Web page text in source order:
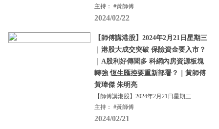
主持： #黃師傅
2024/02/22
【師傅講港股】2024年2月21日星期三
｜港股大成交突破 保險資金要入市？
｜A股利好傳聞多 科網內房資源板塊
轉強 恆生匯控要重新部署？｜黃師傅
黃瑋傑 朱明亮
【師傅講港股】2024年2月21日星期三
主持： #黃師傅
2024/02/21